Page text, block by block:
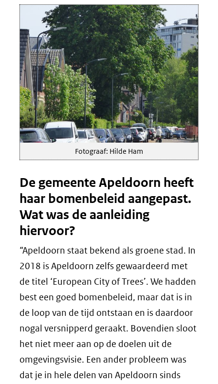
Fotograaf: Hilde Ham
De gemeente Apeldoorn heeft
haar bomenbeleid aangepast.
Wat was de aanleiding
hiervoor?
“Apeldoorn staat bekend als groene stad. In
2018 is Apeldoorn zelfs gewaardeerd met
de titel ‘European City of Trees’. We hadden
best een goed bomenbeleid, maar dat is in
de loop van de tijd ontstaan en is daardoor
nogal versnipperd geraakt. Bovendien sloot
het niet meer aan op de doelen uit de
omgevingsvisie. Een ander probleem was
dat je in hele delen van Apeldoorn sinds